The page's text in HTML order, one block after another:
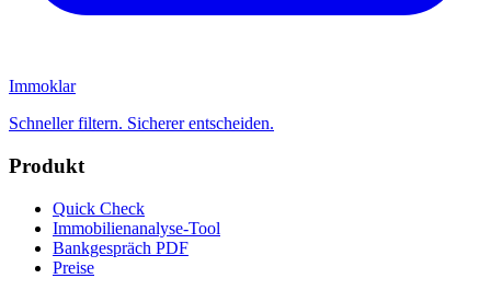
Immoklar
Schneller filtern. Sicherer entscheiden.
Produkt
Quick Check
Immobilienanalyse-Tool
Bankgespräch PDF
Preise